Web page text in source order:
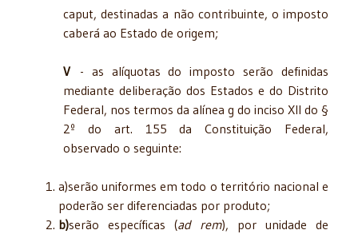
caput, destinadas a não contribuinte, o imposto
caberá ao Estado de origem;
V - as alíquotas do imposto serão definidas
mediante deliberação dos Estados e do Distrito
Federal, nos termos da alínea g do inciso XII do §
2º do art. 155 da Constituição Federal,
observado o seguinte:
a)serão uniformes em todo o território nacional e
poderão ser diferenciadas por produto;
b)serão específicas (ad rem), por unidade de